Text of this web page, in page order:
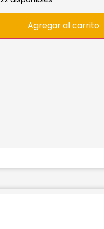
Agregar al carrito